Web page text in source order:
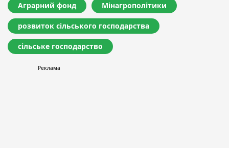
Аграрний фонд Мінагрополітики
розвиток сільського господарства
сільське господарство